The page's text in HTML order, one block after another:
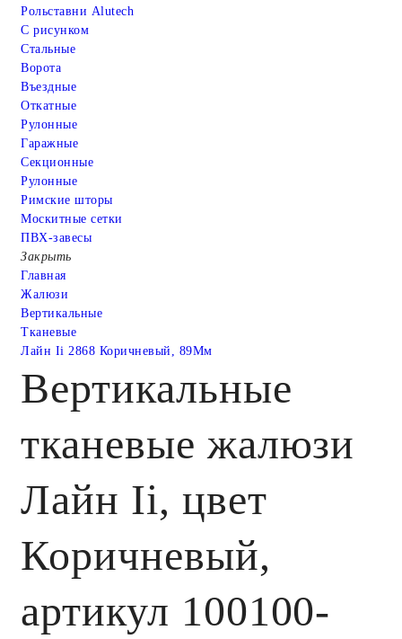
Рольставни Alutech
С рисунком
Стальные
Ворота
Въездные
Откатные
Рулонные
Гаражные
Cекционные
Рулонные
Римские шторы
Москитные сетки
ПВХ-завесы
Закрыть
Главная
Жалюзи
Вертикальные
Тканевые
Лайн Ii 2868 Коричневый, 89Мм
Вертикальные
тканевые жалюзи
Лайн Ii, цвет
Коричневый,
артикул 100100-